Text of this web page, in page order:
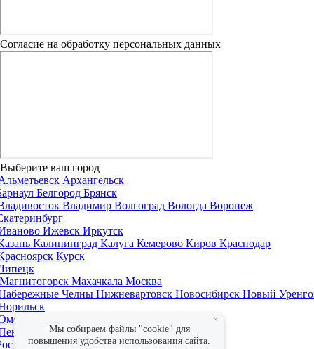
Согласие на обработку персональных данных
Выберите ваш город
Архангельск
Белгород Брянск
Владимир Волгоград Вологда Воронеж
Ижевск Иркутск
Калининград Калуга Кемерово Киров Краснодар
Курск
Магнитогорск Махачкала Москва
Челны Нижневартовск Новосибирск Новый
Пермь
на-ДонуРязань
×
Мы собираем файлы "cookie" для
повышения удобства использования сайта.